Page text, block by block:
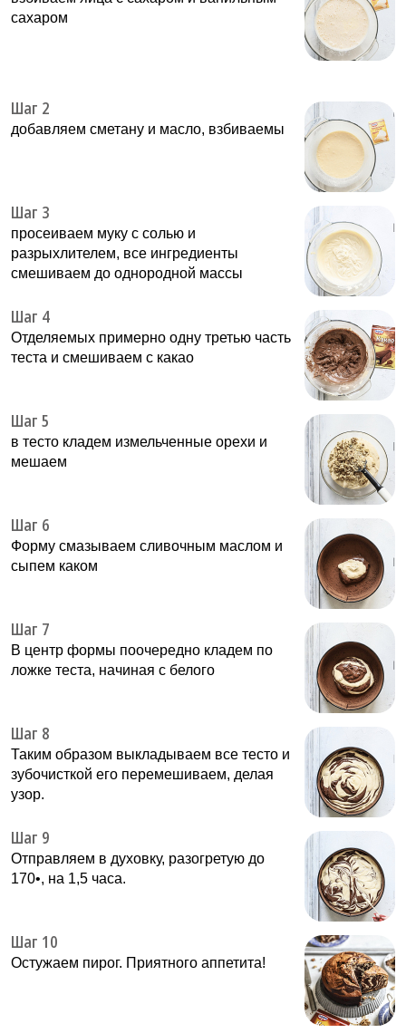
сахаром
Шаг 2
добавляем сметану и масло, взбиваемы
Шаг 3
просеиваем муку с солью и
разрыхлителем, все ингредиенты
смешиваем до однородной массы
Шаг 4
Отделяемых примерно одну третью часть
теста и смешиваем с какао
Шаг 5
в тесто кладем измельченные орехи и
мешаем
Шаг 6
Форму смазываем сливочным маслом и
сыпем каком
Шаг 7
В центр формы поочередно кладем по
ложке теста, начиная с белого
Шаг 8
Таким образом выкладываем все тесто и
зубочисткой его перемешиваем, делая
узор.
Шаг 9
Отправляем в духовку, разогретую до
170•, на 1,5 часа.
Шаг 10
Остужаем пирог. Приятного аппетита!